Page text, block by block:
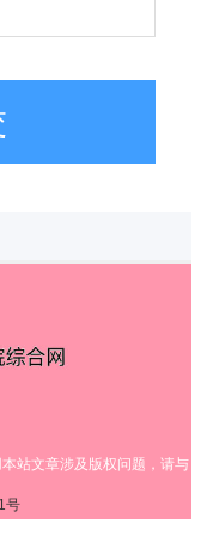
站文章涉及版权问题，请与
号